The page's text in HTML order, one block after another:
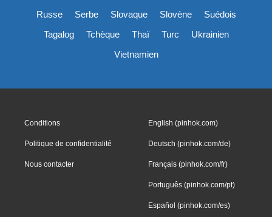
Russe
Serbe Slovaque Slovène
Suédois
Tagalog
Tchèque Thaï Turc
Ukrainien
Vietnamien
Conditions
Politique de confidentialité
Nous contacter
English (pinhok.com)
Deutsch (pinhok.com/de)
Français (pinhok.com/fr)
Português (pinhok.com/pt)
Español (pinhok.com/es)